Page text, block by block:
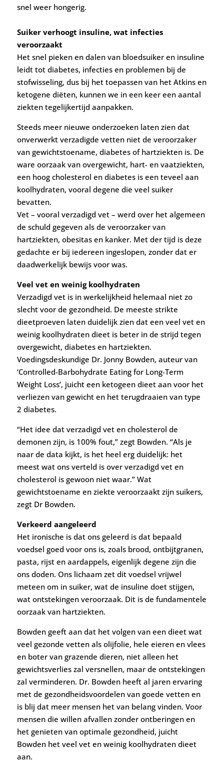
snel weer hongerig.
Suiker verhoogt insuline, wat infecties
veroorzaakt
Het snel pieken en dalen van bloedsuiker en insuline
leidt tot diabetes, infecties en problemen bij de
stofwisseling, dus bij het toepassen van het Atkins en
ketogene diëten, kunnen we in een keer een aantal
ziekten tegelijkertijd aanpakken.
Steeds meer nieuwe onderzoeken laten zien dat
onverwerkt verzadigde vetten niet de veroorzaker
van gewichtstoename, diabetes of hartziekten is. De
ware oorzaak van overgewicht, hart- en vaatziekten,
een hoog cholesterol en diabetes is een teveel aan
koolhydraten, vooral degene die veel suiker
bevatten.
Vet – vooral verzadigd vet – werd over het algemeen
de schuld gegeven als de veroorzaker van
hartziekten, obesitas en kanker. Met der tijd is deze
gedachte er bij iedereen ingeslopen, zonder dat er
daadwerkelijk bewijs voor was.
Veel vet en weinig koolhydraten
Verzadigd vet is in werkelijkheid helemaal niet zo
slecht voor de gezondheid. De meeste strikte
dieetproeven laten duidelijk zien dat een veel vet en
weinig koolhydraten dieet is beter in de strijd tegen
overgewicht, diabetes en hartziekten.
Voedingsdeskundige Dr. Jonny Bowden, auteur van
‘Controlled-Barbohydrate Eating for Long-Term
Weight Loss’, juicht een ketogeen dieet aan voor het
verliezen van gewicht en het terugdraaien van type
2 diabetes.
“Het idee dat verzadigd vet en cholesterol de
demonen zijn, is 100% fout,” zegt Bowden. “Als je
naar de data kijkt, is het heel erg duidelijk: het
meest wat ons verteld is over verzadigd vet en
cholesterol is gewoon niet waar.” Wat
gewichtstoename en ziekte veroorzaakt zijn suikers,
zegt Dr Bowden.
Verkeerd aangeleerd
Het ironische is dat ons geleerd is dat bepaald
voedsel goed voor ons is, zoals brood, ontbijtgranen,
pasta, rijst en aardappels, eigenlijk degene zijn die
ons doden. Ons lichaam zet dit voedsel vrijwel
meteen om in suiker, wat de insuline doet stijgen,
wat ontstekingen veroorzaak. Dit is de fundamentele
oorzaak van hartziekten.
Bowden geeft aan dat het volgen van een dieet wat
veel gezonde vetten als olijfolie, hele eieren en vlees
en boter van grazende dieren, niet alleen het
gewichtsverlies zal versnellen, maar de ontstekingen
zal verminderen. Dr. Bowden heeft al jaren ervaring
met de gezondheidsvoordelen van goede vetten en
is blij dat meer mensen het van belang vinden. Voor
mensen die willen afvallen zonder ontberingen en
het genieten van optimale gezondheid, juicht
Bowden het veel vet en weinig koolhydraten dieet
aan.